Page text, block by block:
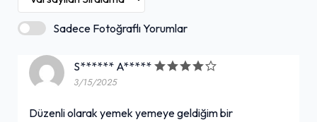
Sadece Fotoğraflı Yorumlar
S****** A*****
3/15/2025
Düzenli olarak yemek yemeye geldiğim bir